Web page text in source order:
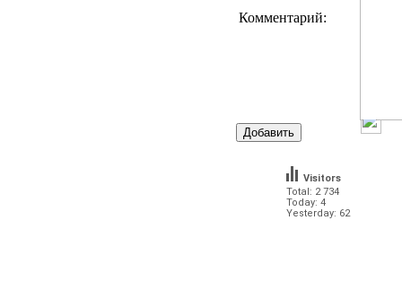
Комментарий:
Total: 2 734
Today: 4
Yesterday: 62
Visitors